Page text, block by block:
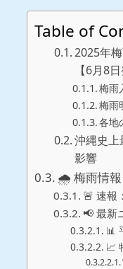
Table of
2025年
【6月8日
梅雨
梅雨
各地
沖縄史
影響
🌧️ 梅雨情報
🚨 速報
📢 最新
📊
📈